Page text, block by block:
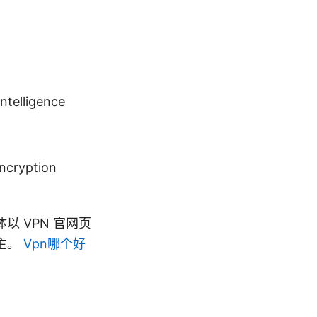
以 VPN 官网页
。 Vpn哪个好